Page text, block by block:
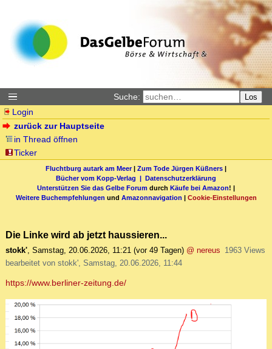
Suche: Los
Login
zurück zur Hauptseite
in Thread öffnen
Ticker
Fluchtburg autark am Meer| Zum Tode Jürgen Küßners |
Bücher vom Kopp-Verlag | Datenschutzerklärung
Unterstützen Sie das Gelbe Forum durch Käufe bei Amazon! |
Weitere Buchempfehlungen und Amazonnavigation | Cookie-Einstellungen
Die Linke wird ab jetzt haussieren...
stokk', Samstag, 20.06.2026, 11:21 (vor 49 Tagen) @ nereus 1963 Views
bearbeitet von stokk', Samstag, 20.06.2026, 11:44
https://www.berliner-zeitung.de/